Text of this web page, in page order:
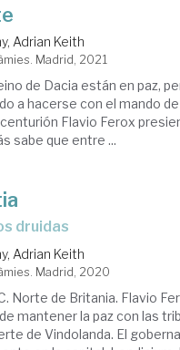
Adrian Keith
Madrid, 2021
de Dacia están en paz,
a hacerse con el mando
Flavio Ferox
sabe que entre ...
druidas
Adrian Keith
Madrid, 2020
Norte de Britania. Flavio
mantener la paz con las
de Vindolanda. El